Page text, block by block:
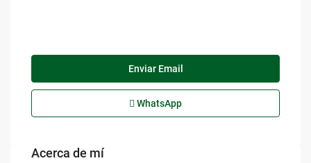
Enviar Email
WhatsApp
Acerca de mí